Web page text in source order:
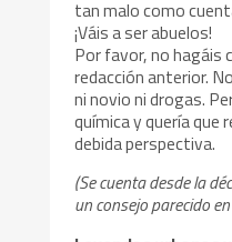
tan malo como
¡Váis a ser abuelos!
Por favor, no hagáis
redacción anterior.
ni novio ni drogas.
química y quería que
debida perspectiva.
(Se cuenta desde la
un consejo parecido